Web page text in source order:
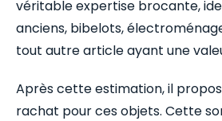
véritable expertise brocante,
anciens, bibelots,
tout autre article ayant une
Après cette estimation, il
rachat pour ces objets. Cette